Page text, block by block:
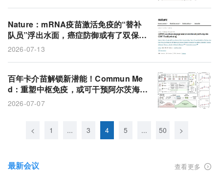
Nature：mRNA疫苗激活免疫的“替补
队员”浮出水面，癌症防御或有了双保
险！
2026-07-13
百年卡介苗解锁新潜能！Commun Me
d：重塑中枢免疫，或可干预阿尔茨海默
早期病理
2026-07-07
< 1 ... 3 4 5 ... 50 >
最新会议 查看更多